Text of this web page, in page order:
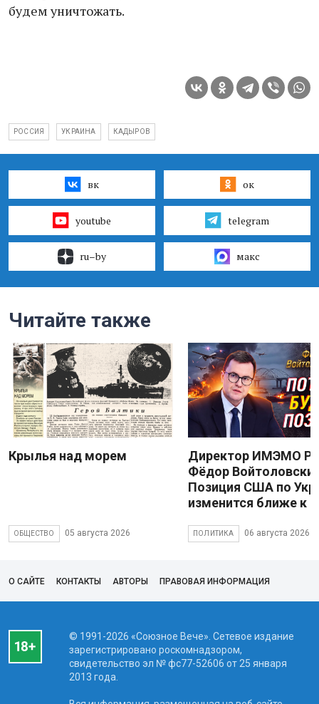
будем уничтожать.
РОССИЯ УКРАИНА КАДЫРОВ
вк ок
youtube telegram
ru–by макс
Читайте также
Крылья над морем
ОБЩЕСТВО 05 августа 2026
Директор ИМЭМО
Фёдор
Позиция США по
изменится ближе к
ПОЛИТИКА 06 августа 2026
О САЙТЕ КОНТАКТЫ АВТОРЫ ПРАВОВАЯ ИНФОРМАЦИЯ
© 1991-2026 «Союзное Вече». Сетевое издание
зарегистрировано роскомнадзором,
свидетельство эл № фc77-52606 от 25 января
2013 года.